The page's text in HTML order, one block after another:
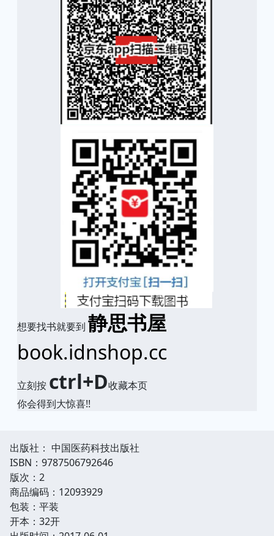
想要找书就要到 静思书屋
book.idnshop.cc
立刻按 ctrl+D收藏本页
你会得到大惊喜!!
出版社： 中国医药科技出版社
ISBN：9787506792646
版次：2
商品编码：12093929
包装：平装
开本：32开